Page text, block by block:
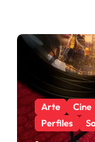
Arte Cine
Perfiles